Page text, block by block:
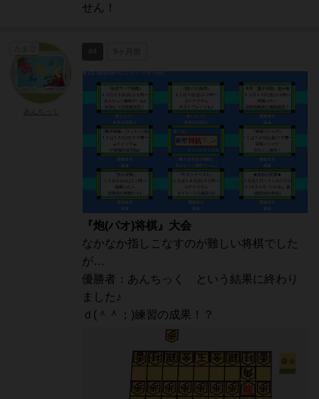
せん！
『炮(パオ)将棋』大会
なかなか指しこなすのが難しい将棋でした
が…
優勝者：あんちっく という結果に終わり
ました♪
ｄ(＾＾；)練習の成果！？